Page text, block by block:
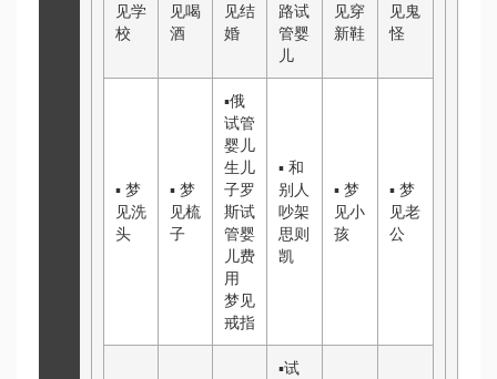
见学
校
见喝
酒
见结
婚
路试
管婴
儿
见穿
新鞋
见鬼
怪
▪ 梦
见洗
头
▪ 梦
见梳
子
▪俄
试管
婴儿
生儿
子罗
斯试
管婴
儿费
用
梦见
戒指
▪ 和
别人
吵架
思则
凯
▪ 梦
见小
孩
▪ 梦
见老
公
▪试